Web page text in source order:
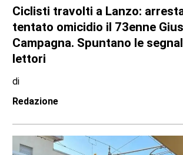
CRONACA
Ciclisti travolti a Lanzo,
«Basta follia, serve una nuova
strada e corsie riservate»
di
Redazione